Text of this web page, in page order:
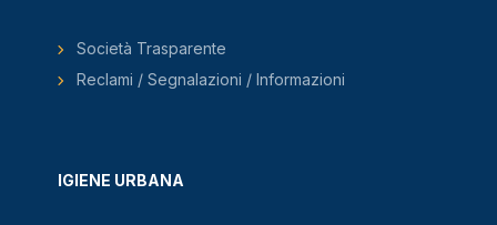
IGIENE URBANA
Società Trasparente
Reclami / Segnalazioni / Informazioni